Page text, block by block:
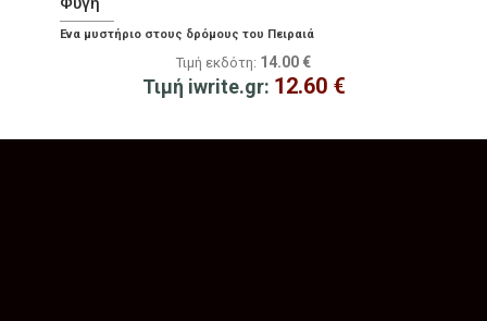
Ένα μυστήριο στους δρόμους του Πειραιά
Τιμή εκδότη: 14.00 €
Τιμή iwrite.gr: 12.60 €